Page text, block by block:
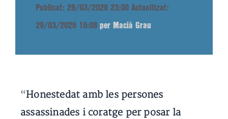
Publicat: 28/03/2026 23:00 Actualitzat:
29/03/2026 16:08 per Macià Grau
“Honestedat amb les persones
assassinades i coratge per posar la